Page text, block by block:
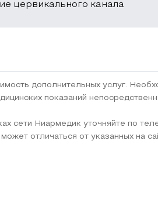
цервикального канала
дополнительных услуг.
показаний
сети Ниармедик уточняйте по
отличаться от указанных на